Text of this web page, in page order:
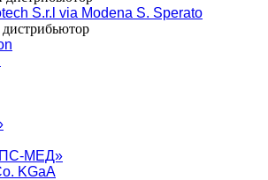
S.r.l via Modena S. Sperato
МЕД»
KGaA